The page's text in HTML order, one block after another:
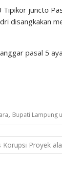
juncto
disangkakan
pasal 5
, Bupati Lampung
Korupsi Proyek